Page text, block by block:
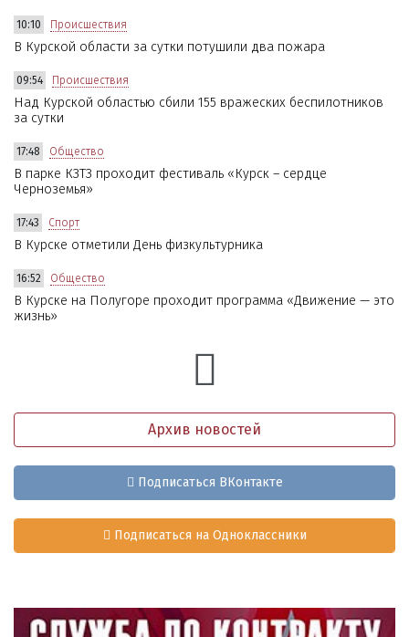
10:10 Происшествия
В Курской области за сутки потушили два пожара
09:54 Происшествия
Над Курской областью сбили 155 вражеских беспилотников
за сутки
17:48 Общество
В парке КЗТЗ проходит фестиваль «Курск – сердце
Черноземья»
17:43 Спорт
В Курске отметили День физкультурника
16:52 Общество
В Курске на Полугоре проходит программа «Движение — это
жизнь»
Архив новостей
Подписаться ВКонтакте
Подписаться на Одноклассники